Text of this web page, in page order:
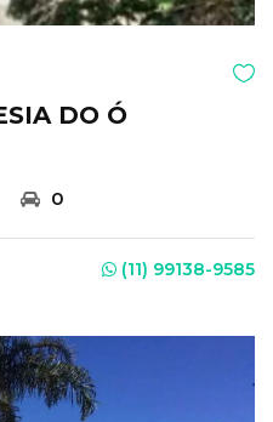
DO Ó
0
(11) 99138-9585